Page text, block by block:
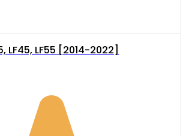
LF45, LF55 [2014-2022]